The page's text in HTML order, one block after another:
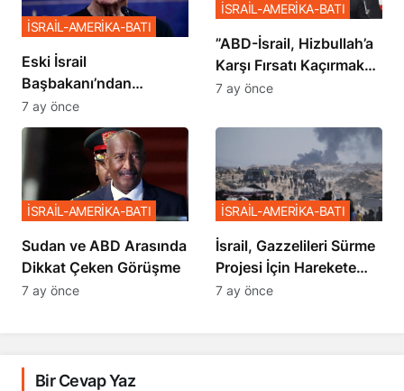
Eski İsrail
Başbakanı’ndan
Netanyahu’ya Ağır
Sözler
İSRAİL-AMERİKA-BATI
7 ay önce
​​​​​​​”ABD-İsrail, Hizbullah’a
Karşı Fırsatı Kaçırmak
İstemiyor”
İSRAİL-AMERİKA-BATI
7 ay önce
Sudan ve ABD Arasında
Dikkat Çeken Görüşme
İSRAİL-AMERİKA-BATI
7 ay önce
İsrail, Gazzelileri Sürme
Projesi İçin Harekete
Geçti
İSRAİL-AMERİKA-BATI
7 ay önce
Bir Cevap Yaz